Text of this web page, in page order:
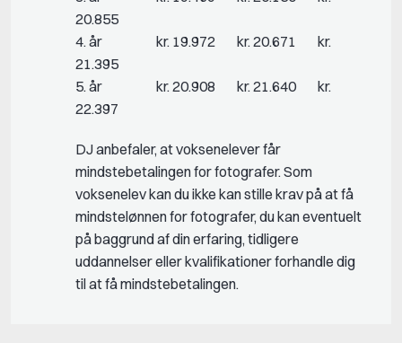
20.855
4. år kr. 19.972 kr. 20.671 kr.
21.395
5. år kr. 20.908 kr. 21.640 kr.
22.397
DJ anbefaler, at voksenelever får
mindstebetalingen for fotografer. Som
voksenelev kan du ikke kan stille krav på at få
mindstelønnen for fotografer, du kan eventuelt
på baggrund af din erfaring, tidligere
uddannelser eller kvalifikationer forhandle dig
til at få mindstebetalingen.